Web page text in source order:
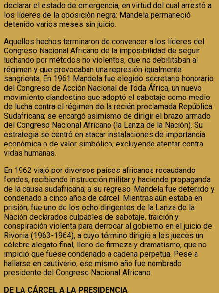
declarar el estado de emergencia, en virtud del cual arrestó a
los líderes de la oposición negra: Mandela permaneció
detenido varios meses sin juicio.
Aquellos hechos terminaron de convencer a los líderes del
Congreso Nacional Africano de la imposibilidad de seguir
luchando por métodos no violentos, que no debilitaban al
régimen y que provocaban una represión igualmente
sangrienta. En 1961 Mandela fue elegido secretario honorario
del Congreso de Acción Nacional de Toda África, un nuevo
movimiento clandestino que adoptó el sabotaje como medio
de lucha contra el régimen de la recién proclamada República
Sudafricana; se encargó asimismo de dirigir el brazo armado
del Congreso Nacional Africano (la Lanza de la Nación). Su
estrategia se centró en atacar instalaciones de importancia
económica o de valor simbólico, excluyendo atentar contra
vidas humanas.
En 1962 viajó por diversos países africanos recaudando
fondos, recibiendo instrucción militar y haciendo propaganda
de la causa sudafricana; a su regreso, Mandela fue detenido y
condenado a cinco años de cárcel. Mientras aún estaba en
prisión, fue uno de los ocho dirigentes de la Lanza de la
Nación declarados culpables de sabotaje, traición y
conspiración violenta para derrocar al gobierno en el juicio de
Rivonia (1963-1964), a cuyo término dirigió a los jueces un
célebre alegato final, lleno de firmeza y dramatismo, que no
impidió que fuese condenado a cadena perpetua. Pese a
hallarse en cautiverio, ese mismo año fue nombrado
presidente del Congreso Nacional Africano.
DE LA CÁRCEL A LA PRESIDENCIA